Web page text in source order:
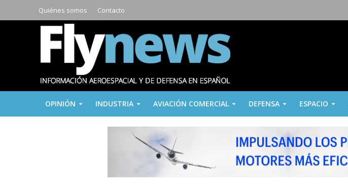
Quiénes somos Contacto
OPINIÓN INDUSTRIA AVIACIÓN COMERCIAL DEFENSA ESPACIO